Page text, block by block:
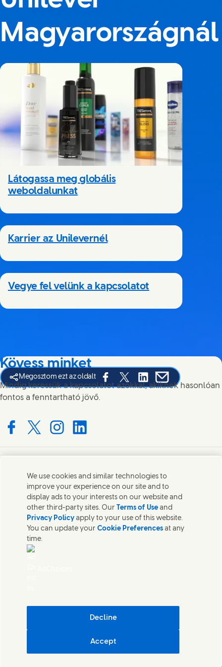
Magyarországnál
Látogassa meg globális
weboldalunkat
Karrier az Unilevernél
Vegye fel velünk a kapcsolatot
Megosztom ezt az oldalt
Share this page on Facebook
Share this page on X
Share this page on
Share this page
Kövess minket
Mindig keressük a kapcsolatot azokkal, akiknek hasonlóan
fontos a fenntartható jövő.
with us on Facebook
Connect with us on X
Connect with us on Instagram
Connect with us on LinkedIn
Lépj velünk kapcsolatba
Lépjen kapcsolatba az Unileverrel és a szakértői
csapatokkal, illetve tekintse meg az Unilever
elérhetőségeit szerte a világban.
Lépj velünk kapcsolatba
Társaságiadó-információkat tartalmazó jelentés
We use cookies and similar technologies to
improve your experience on our site and to
display ads to your interests on our website and
other third-party sites. Our Terms of Use and
Privacy Policy apply to your use of this website.
You can update yourCookie Preferences at any
time.
Decline
Accept